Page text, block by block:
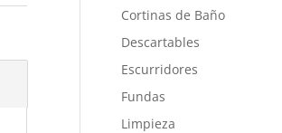
Cortinas de Baño
Descartables
Escurridores
Fundas
Limpieza